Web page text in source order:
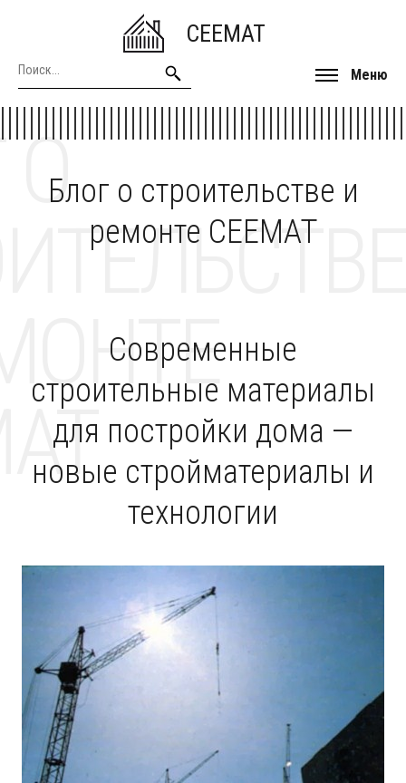
CEEMAT
Меню
Блог о строительстве и
ремонте CEEMAT
О
Современные
строительные материалы
для постройки дома —
новые стройматериалы и
технологии